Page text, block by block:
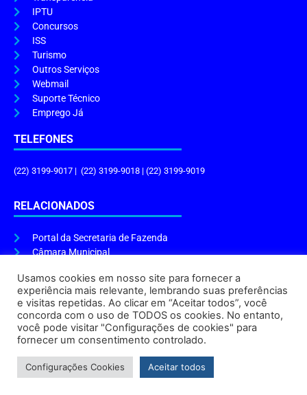
IPTU
Concursos
ISS
Turismo
Outros Serviços
Webmail
Suporte Técnico
Emprego Já
TELEFONES
(22) 3199-9017 | (22) 3199-9018 | (22) 3199-9019
RELACIONADOS
Portal da Secretaria de Fazenda
Câmara Municipal
ENDEREÇO E HORÁRIO
Endereço:Praça Tiradentes, s/n – Centro, Cabo Frio – RJ, 28906-290
Atendimento do Protocolo Geral da Prefeitura:9h às 16h
Horário de Funcionamento:8h às 17h
Usamos cookies em nosso site para fornecer a
experiência mais relevante, lembrando suas preferências
e visitas repetidas. Ao clicar em “Aceitar todos”, você
concorda com o uso de TODOS os cookies. No entanto,
você pode visitar "Configurações de cookies" para
fornecer um consentimento controlado.
Configurações Cookies Aceitar todos